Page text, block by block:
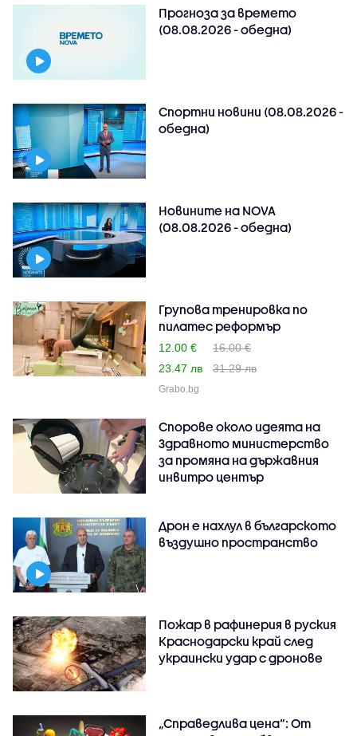
Прогноза за времето
(08.08.2026 - обедна)
Спортни новини (08.08.2026 -
обедна)
Новините на NOVA
(08.08.2026 - обедна)
Групова тренировка по
пилатес реформър
12.00 €
16.00 €
23.47 лв
31.29 лв
Grabo.bg
Спорове около идеята на
Здравното министерство
за промяна на държавния
инвитро център
Дрон е нахлул в българското
въздушно пространство
Пожар в рафинерия в руския
Краснодарски край след
украински удар с дронове
„Справедлива цена“: От